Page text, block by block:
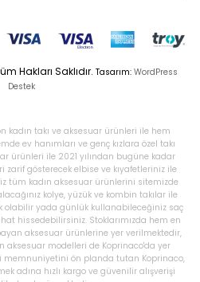
Hakları Saklıdır. Tasarım: WordPress
Destek
kadın takı ve aksesuar ürünleri ile hem
ev hanımları ve genç kızlara özel takı
ürünleri ile 2021 yılından bugüne kadar
zarif gösterecek elbise ve kıyafetleriniz ile
tüm kadın aksesuar ürünlerini sitemizde
kolye, yüzük ve kombin takılar ile
olabilir yada günlük kullanabileceğiniz saç
hissedebilirsiniz. Stoklarımızda hem en
aksesuar ürünlerine yer verilmektedir,
aksesuar modelleri de Koprinaco'da yer
memnuniyetini ön planda tutan Koprinaco,
adına hızlı kargo ve güvenilir alışverişi